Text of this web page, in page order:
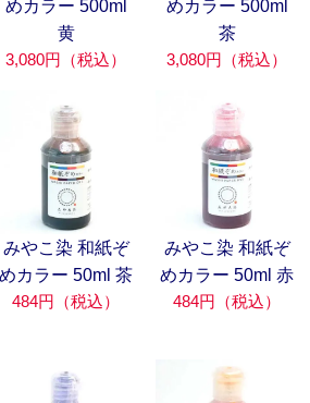
めカラー 500ml
黄
3,080円（税込）
めカラー 500ml
茶
3,080円（税込）
みやこ染 和紙ぞ
めカラー 50ml 茶
484円（税込）
みやこ染 和紙ぞ
めカラー 50ml 赤
484円（税込）